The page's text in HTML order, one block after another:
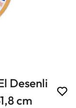
Desenli
cm